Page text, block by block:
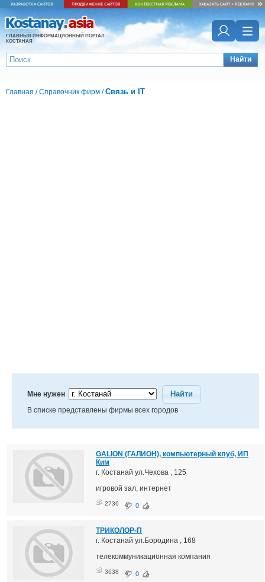
ГЛАВНЫЙ ИНФОРМАЦИОННЫЙ ПОРТАЛ
КОСТАНАЯ
Найти
Главная /Справочник фирм /Связь и IT
Мне нужен Найти
В списке представлены фирмы всех городов
GALION (ГАЛИОН), компьютерный клуб, ИП
Ким
г. Костанай ул.Чехова , 125
игровой зал, интернет
2736 0
ТРИКОЛОР-П
г. Костанай ул.Бородина , 168
телекоммуникационная компания
3638 0